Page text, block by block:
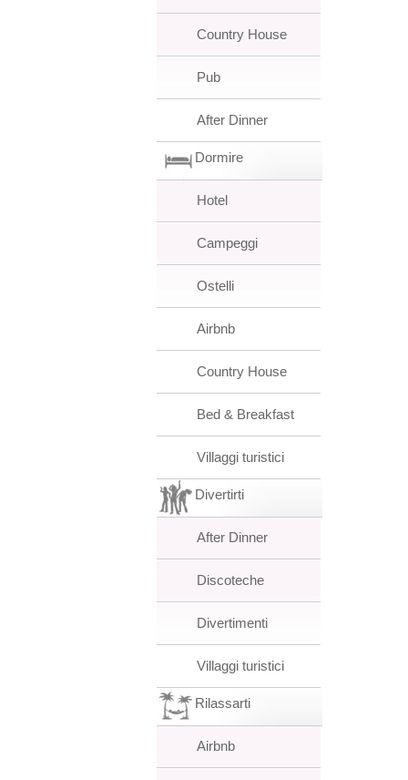
Country House
Pub
After Dinner
Dormire
Hotel
Campeggi
Ostelli
Airbnb
Country House
Bed & Breakfast
Villaggi turistici
Divertirti
After Dinner
Discoteche
Divertimenti
Villaggi turistici
Rilassarti
Airbnb